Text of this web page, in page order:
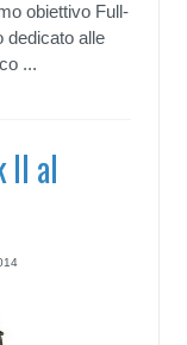
obiettivo Full-
dedicato alle
...
II al